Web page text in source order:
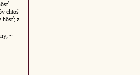
chtoś
hôsť; z
~